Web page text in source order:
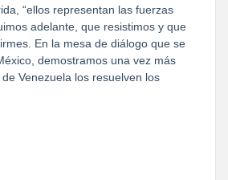
“ellos representan las fuerzas
adelante, que resistimos y que
En la mesa de diálogo que se
demostramos una vez más
Venezuela los resuelven los